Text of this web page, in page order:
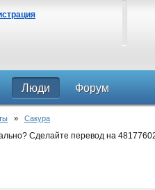
Люди Форум
» Сакура
Сделайте перевод на